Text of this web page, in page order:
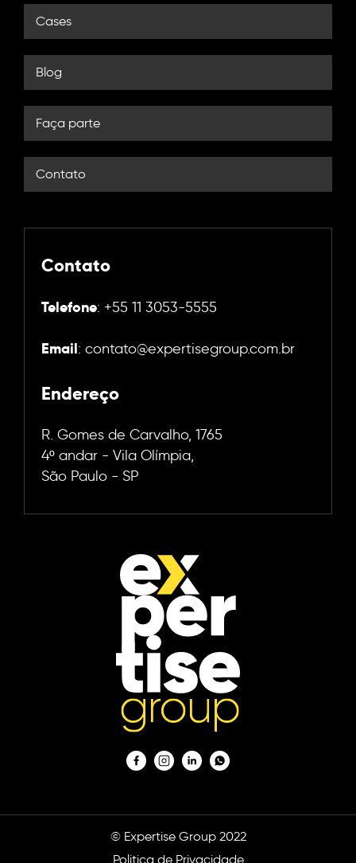
Cases
Blog
Faça parte
Contato
Contato
Telefone: +55 11 3053-5555
Email: contato@expertisegroup.com.br
Endereço
R. Gomes de Carvalho, 1765
4º andar - Vila Olímpia,
São Paulo - SP
© Expertise Group 2022
Politica de Privacidade